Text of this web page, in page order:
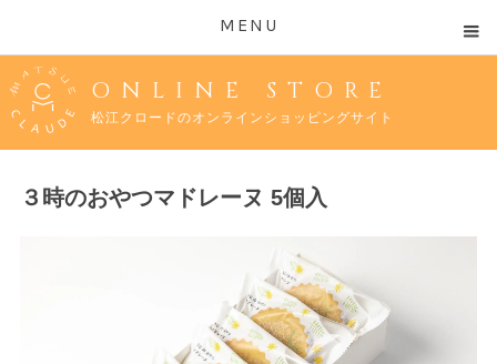
MENU
ONLINE STORE
松江クロードのオンラインショッピングサイト
３時のおやつマドレーヌ 5個入